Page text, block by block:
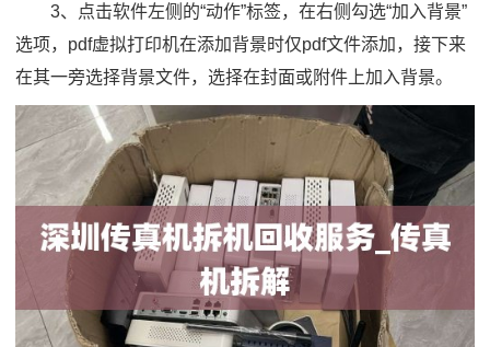
3、点击软件左侧的“动作”标签，在右侧勾选“加入背景”
选项，pdf虚拟打印机在添加背景时仅pdf文件添加，接下来
在其一旁选择背景文件，选择在封面或附件上加入背景。